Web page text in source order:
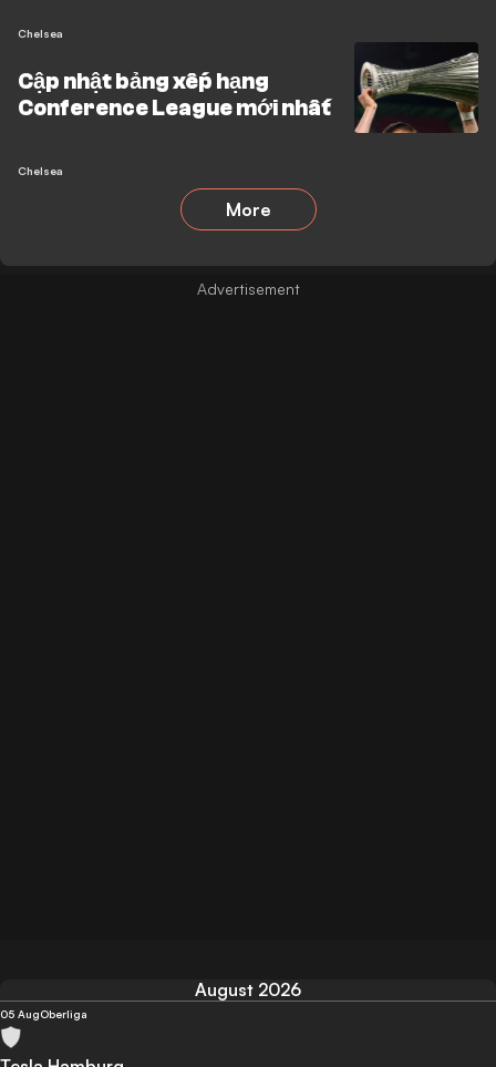
Chelsea
Cập nhật bảng xếp hạng
Conference League mới nhất
Chelsea
More
August 2026
05 AugOberliga